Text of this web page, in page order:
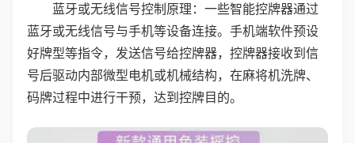
蓝牙或无线信号控制原理：一些智能控牌器通过
蓝牙或无线信号与手机等设备连接。手机端软件预设
好牌型等指令，发送信号给控牌器，控牌器接收到信
号后驱动内部微型电机或机械结构，在麻将机洗牌、
码牌过程中进行干预，达到控牌目的。